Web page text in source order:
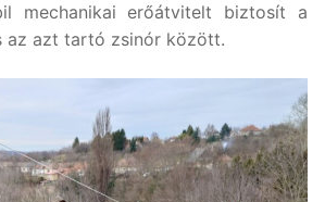
mechanikai erőátvitelt biztosít a
az azt tartó zsinór között.